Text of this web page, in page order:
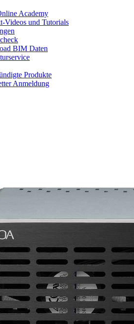
Academy
Videos und Tutorials
BIM Daten
Produkte
Anmeldung